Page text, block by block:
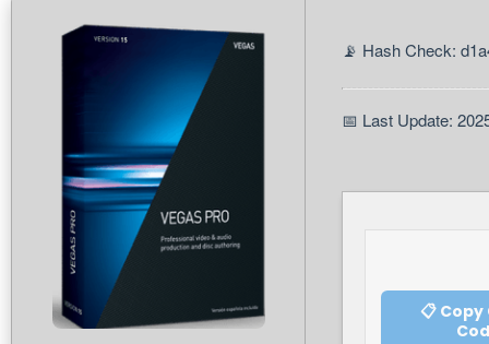
📡 Hash Check:
📅 Last Update:
📋